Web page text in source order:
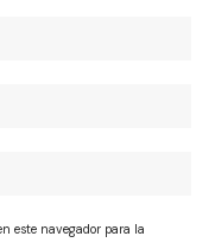
este navegador para la